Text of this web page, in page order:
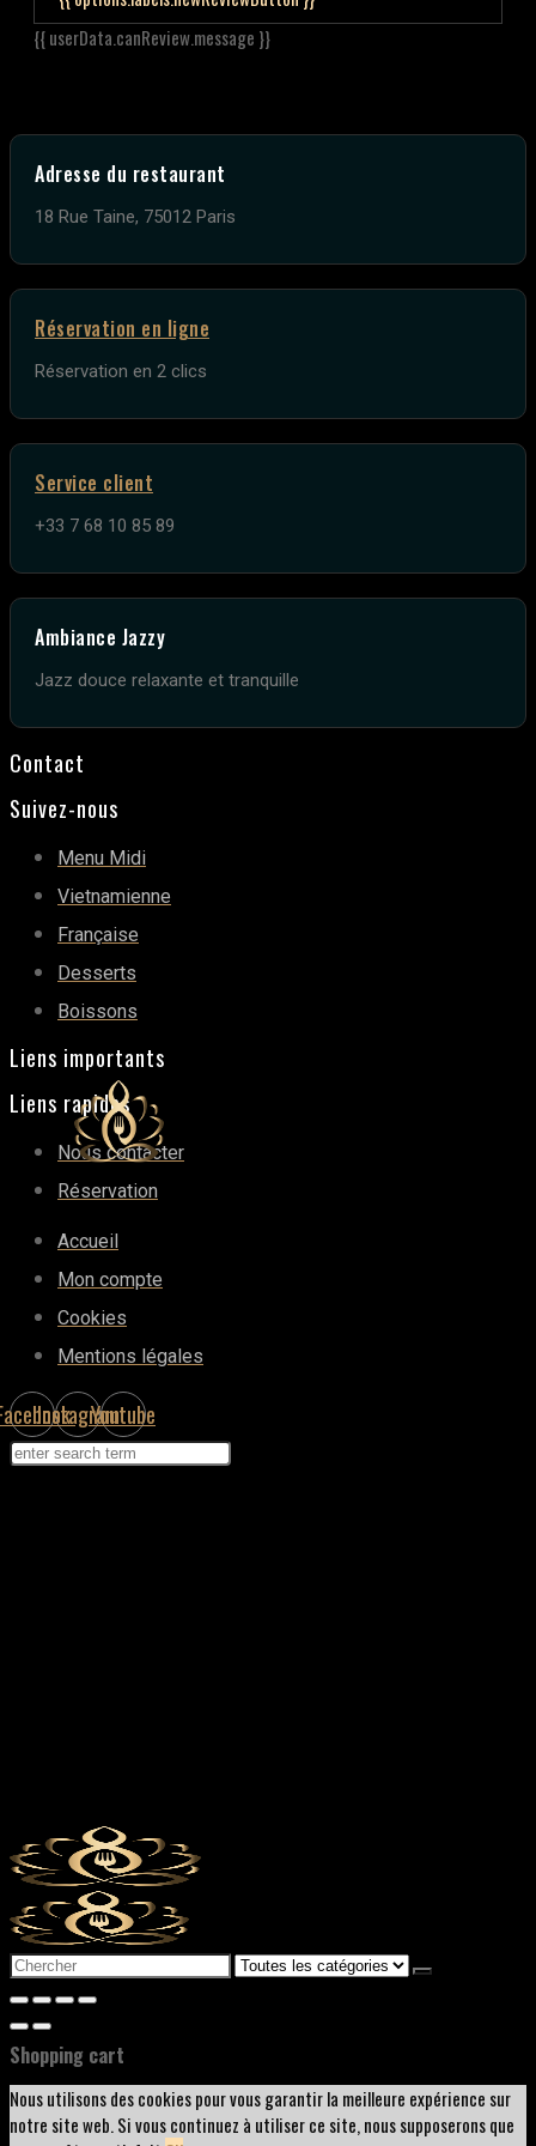
{{ userData.canReview.message }}
Adresse du restaurant
18 Rue Taine, 75012 Paris
Réservation en ligne
Réservation en 2 clics
Service client
+33 7 68 10 85 89
Ambiance Jazzy
Jazz douce relaxante et tranquille
Contact
Suivez-nous
Menu Midi
Vietnamienne
Française
Desserts
Boissons
Liens importants
Liens rapides
Nous contacter
Réservation
Accueil
Mon compte
Cookies
Mentions légales
InstagramYoutube
Search
Shopping cart
Nous utilisons des cookies pour vous garantir la meilleure expérience sur
notre site web. Si vous continuez à utiliser ce site, nous supposerons que